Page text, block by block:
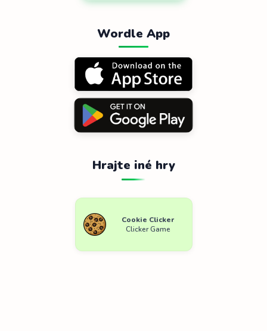
Wordle App
Hrajte iné hry
Cookie Clicker
Clicker Game